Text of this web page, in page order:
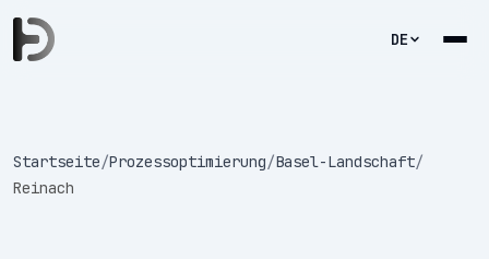
DE
Startseite/Prozessoptimierung/Basel-Landschaft/
Reinach